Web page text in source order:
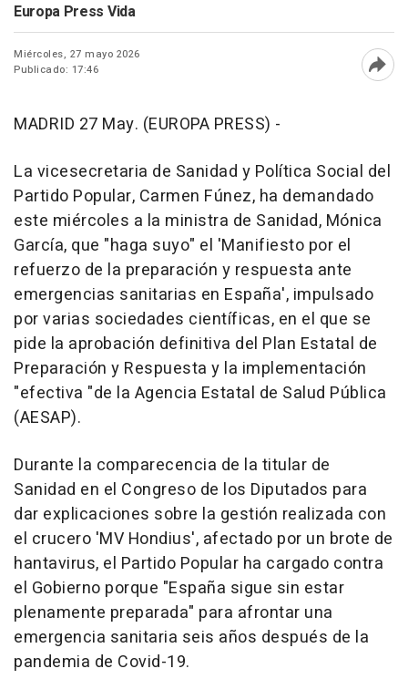
Europa Press Vida
Miércoles, 27 mayo 2026
Publicado: 17:46
MADRID 27 May. (EUROPA PRESS) -
La vicesecretaria de Sanidad y Política Social del
Partido Popular, Carmen Fúnez, ha demandado
este miércoles a la ministra de Sanidad, Mónica
García, que "haga suyo" el 'Manifiesto por el
refuerzo de la preparación y respuesta ante
emergencias sanitarias en España', impulsado
por varias sociedades científicas, en el que se
pide la aprobación definitiva del Plan Estatal de
Preparación y Respuesta y la implementación
"efectiva "de la Agencia Estatal de Salud Pública
(AESAP).
Durante la comparecencia de la titular de
Sanidad en el Congreso de los Diputados para
dar explicaciones sobre la gestión realizada con
el crucero 'MV Hondius', afectado por un brote de
hantavirus, el Partido Popular ha cargado contra
el Gobierno porque "España sigue sin estar
plenamente preparada" para afrontar una
emergencia sanitaria seis años después de la
pandemia de Covid-19.